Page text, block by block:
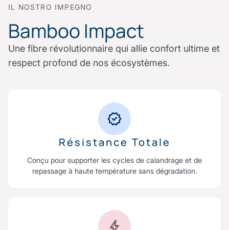
IL NOSTRO IMPEGNO
Bamboo Impact
Une fibre révolutionnaire qui allie confort ultime et
respect profond de nos écosystèmes.
Résistance Totale
Conçu pour supporter les cycles de calandrage et de
repassage à haute température sans dégradation.